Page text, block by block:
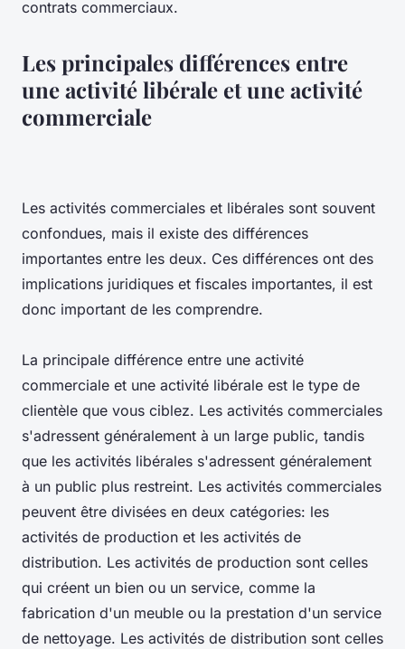
contrats commerciaux.
Les principales différences entre
une activité libérale et une activité
commerciale
Les activités commerciales et libérales sont souvent
confondues, mais il existe des différences
importantes entre les deux. Ces différences ont des
implications juridiques et fiscales importantes, il est
donc important de les comprendre.
La principale différence entre une activité
commerciale et une activité libérale est le type de
clientèle que vous ciblez. Les activités commerciales
s'adressent généralement à un large public, tandis
que les activités libérales s'adressent généralement
à un public plus restreint. Les activités commerciales
peuvent être divisées en deux catégories: les
activités de production et les activités de
distribution. Les activités de production sont celles
qui créent un bien ou un service, comme la
fabrication d'un meuble ou la prestation d'un service
de nettoyage. Les activités de distribution sont celles